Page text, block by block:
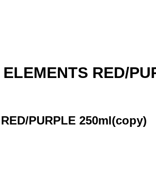
RED/
PURPLE 250ml(copy)